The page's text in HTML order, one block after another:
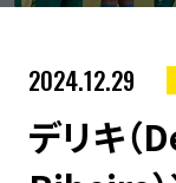
2024.12.29
デリキ